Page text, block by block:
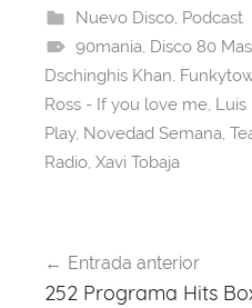
e
b
o
o
k
a
d
s
s
A
p
p
e
st
Nuevo Disco, Podcast
90mania, Disco 80
Dschinghis Khan,
Ross - If you love me,
Play, Novedad Semana,
Radio, Xavi Tobaja
de
Entrada anterior
252 Programa Hits